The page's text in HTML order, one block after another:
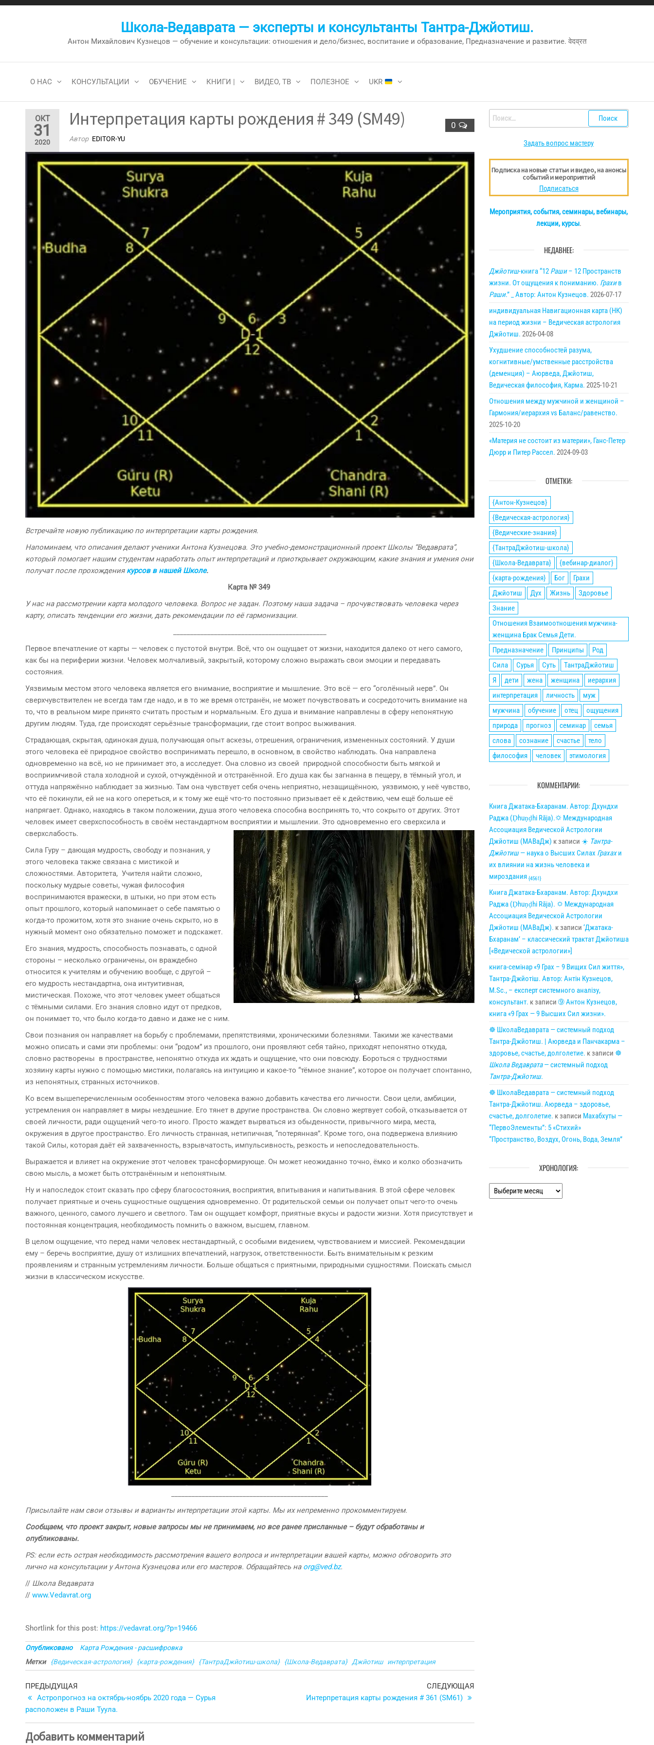
Перейти
Школа-Ведаврата — эксперты и консультанты Тантра-Джйотиш.
Антон Михайлович Кузнецов — обучение и консультации: отношения и дело/бизнес, воспитание и образование, Предназначение и развитие. वेदव्रत
О НАС КОНСУЛЬТАЦИИ ОБУЧЕНИЕ КНИГИ | ВИДЕО, ТВ ПОЛЕЗНОЕ UKR
ОКТ
31
2020
0
Интерпретация карты рождения # 349 (SM49)
Автор EDITOR-YU
Встречайте новую публикацию по интерпретации карты рождения.
Напоминаем, что описания делают ученики Антона Кузнецова. Это учебно-демонстрационный проект Школы “Ведаврата”,
который помогает нашим студентам наработать опыт интерпретаций и приоткрывает окружающим, какие знания и умения они
получат после прохождения курсов в нашей Школе.
Карта № 349
У нас на рассмотрении карта молодого человека. Вопрос не задан. Поэтому наша задача – прочувствовать человека через
карту, описать тенденции его жизни, дать рекомендации по её гармонизации.
Первое впечатление от карты — человек с пустотой внутри. Всё, что он ощущает от жизни, находится далеко от него самого,
как бы на периферии жизни. Человек молчаливый, закрытый, которому сложно выражать свои эмоции и передавать
состояния.
Уязвимым местом этого человека является его внимание, восприятие и мышление. Это всё — его “оголённый нерв”. Он
сверхчувствителен не всегда там где надо, и в то же время отстранён, не может почувствовать и сосредоточить внимание на
то, что в реальном мире принято считать простым и нормальным. Его душа и внимание направлены в сферу непонятную
другим людям. Туда, где происходят серьёзные трансформации, где стоит вопрос выживания.
Страдающая, скрытая, одинокая душа, получающая опыт аскезы, отрешения, ограничения, измененных состояний. У души
этого человека её природное свойство воспринимать перешло, в основном, в свойство наблюдать. Она направлена
одновременно на всё, но не принимает это, а исследует. Она словно из своей природной способности быть мягкой и
восприимчивой стала холодной и сухой, отчуждённой и отстранённой. Его душа как бы загнанна в пещеру, в тёмный угол, и
оттуда напряжённо наблюдает за жизнью. Там она чувствует себя очень неприятно, незащищённою, уязвимою, у неё чувство,
что её покинули, ей не на кого опереться, и к тому же ещё что-то постоянно призывает её к действию, чем ещё больше её
напрягает. Однако, находясь в таком положении, душа этого человека способна воспринять то, что сокрыто от других. Этот
человек имеет сверхспособность в своём нестандартном восприятии и мышлении. Это одновременно его сверхсила и
сверхслабость.
Сила Гуру – дающая мудрость, свободу и познания, у
этого человека также связана с мистикой и
сложностями. Авторитета, Учителя найти сложно,
поскольку мудрые советы, чужая философия
воспринимаются вражески, в штыки, но при этом есть
опыт прошлого, который напоминает о себе памятью о
когда-то прожитом, хотя это знание очень скрыто, но в
нужный момент оно обязательно поможет и подскажет.
Его знания, мудрость, способность познавать, с одной
стороны – несколько ограничены, он враждебно
относится к учителям и обучению вообще, с другой –
его мудрость нестандартна, она интуитивная,
мистическая. Похоже, что этот человек умеет общаться
с тёмными силами. Его знания словно идут от предков,
он понимает то, что было когда-то давно и даже не с ним.
Свои познания он направляет на борьбу с проблемами, препятствиями, хроническими болезнями. Такими же качествами
можно описать и сами эти проблемы: они “родом” из прошлого, они проявляют себя тайно, приходят непонятно откуда,
словно растворены в пространстве, непонятно откуда их ждать и ощущение, что они повсюду. Бороться с трудностями
хозяину карты нужно с помощью мистики, полагаясь на интуицию и какое-то “тёмное знание”, которое он получает спонтанно,
из непонятных, странных источников.
Ко всем вышеперечисленным особенностям этого человека важно добавить качества его личности. Свои цели, амбиции,
устремления он направляет в миры нездешние. Его тянет в другие пространства. Он словно жертвует собой, отказывается от
своей личности, ради ощущений чего-то иного. Просто жаждет вырваться из обыденности, привычного мира, места,
окружения в другое пространство. Его личность странная, нетипичная, “потерянная”. Кроме того, она подвержена влиянию
такой Силы, которая даёт ей захваченность, взрывчатость, импульсивность, резкость и непоследовательность.
Выражается и влияет на окружение этот человек трансформирующе. Он может неожиданно точно, ёмко и колко обозначить
свою мысль, а может быть отстранённым и непонятным.
Ну и напоследок стоит сказать про сферу благосостояния, восприятия, впитывания и напитывания. В этой сфере человек
получает приятные и очень сущностные ощущения одновременно. От родительской семьи он получает опыт чего-то очень
важного, ценного, самого лучшего и светлого. Там он ощущает комфорт, приятные вкусы и радости жизни. Хотя присутствует и
постоянная концентрация, необходимость помнить о важном, высшем, главном.
В целом ощущение, что перед нами человек нестандартный, с особыми видением, чувствованием и миссией. Рекомендации
ему – беречь восприятие, душу от излишних впечатлений, нагрузок, ответственности. Быть внимательным к резким
проявлениям и странным устремлениям личности. Больше общаться с приятными, природными сущностями. Поискать смысл
жизни в классическом искусстве.
Присылайте нам свои отзывы и варианты интерпретации этой карты. Мы их непременно прокомментируем.
Сообщаем, что проект закрыт, новые запросы мы не принимаем, но все ранее присланные – будут обработаны и
опубликованы.
PS: если есть острая необходимость рассмотрения вашего вопроса и интерпретации вашей карты, можно обговорить это
лично на консультации у Антона Кузнецова или его мастеров. Обращайтесь на org@ved.bz.
// Школа Ведаврата
// www.Vedavrat.org
Shortlink for this post: https://vedavrat.org/?p=19466
Опубликовано
Карта Рождения - расшифровка
Метки
{Ведическая-астрология} {карта-рождения} {ТантраДжйотиш-школа} {Школа-Ведаврата} Джйотиш интерпретация
Навигация
по
записям
Предыдущая
запись
ПРЕДЫДУЩАЯ
Астропрогноз на октябрь-ноябрь 2020 года — Сурья
расположен в Раши Туула.
Следующая
СЛЕДУЮЩАЯ
Интерпретация карты рождения # 361 (SM61)
Добавить комментарий
Найти:
Задать вопрос мастеру
Подписка на новые статьи и видео, на анонсы
событий и мероприятий
Подписаться
Мероприятия, события, семинары, вебинары,
лекции, курсы.
НЕДАВНЕЕ:
Джйотиш-книга “12 Раши– 12 Пространств
жизни. От ощущения к пониманию. Грахив
Раши.” _ Автор: Антон Кузнецов. 2026-07-17
индивидуальная Навигационная карта (НК)
на период жизни – Ведическая астрология
Джйотиш. 2026-04-08
Ухудшение способностей разума,
когнитивные/умственные расстройства
(деменция) – Аюрведа, Джйотиш,
Ведическая философия, Карма. 2025-10-21
Отношения между мужчиной и женщиной –
Гармония/иерархия vs Баланс/равенство.
2025-10-20
«Материя не состоит из материи», Ганс-Петер
Дюрр и Питер Рассел. 2024-09-03
ОТМЕТКИ:
{Антон-Кузнецов}
{Ведическая-астрология}
{Ведические-знания}
{ТантраДжйотиш-школа}
{Школа-Ведаврата}
{вебинар-диалог}
{карта-рождения}
Бог
Грахи
Джйотиш
Дух Жизнь
Здоровье
Знание
Отношения Взаимоотношения мужчина-
женщина Брак Семья Дети.
Предназначение
Принципы
Род
Сила
Сурья Суть
ТантраДжйотиш
Я
дети жена женщина
иерархия
интерпретация
личность
муж
мужчина
обучение отец
ощущения
природа
прогноз семинар
семья
слова
сознание счастье
тело
философия
человек этимология
КОММЕНТАРИИ:
Книга Джатака-Бхаранам. Автор: Дхундхи
Раджа (Ḍhuṇḍhi Rāja).🌣 Международная
Ассоциация Ведической Астрологии
Джйотиш (МАВаДж) к записи ☀ Тантра-
Джйотиш— наука о Высших Силах Грахахи
их влиянии на жизнь человека и
мироздания {4561}
Книга Джатака-Бхаранам. Автор: Дхундхи
Раджа (Ḍhuṇḍhi Rāja). 🌣 Международная
Ассоциация Ведической Астрологии
Джйотиш (МАВаДж). к записи ‘Джатака-
Бхаранам’ – классический трактат Джйотиша
[«Ведической астрологии»]
книга-семінар «9 Грах – 9 Вищих Сил життя»,
Тантра-Джйотіш. Автор: Антін Кузнецов,
M.Sc., – експерт системного аналізу,
консультант. к записи ➈ Антон Кузнецов,
книга «9 Грах — 9 Высших Сил жизни».
☸ ШколаВедаврата — системный подход
Тантра-Джйотиш. | Аюрведа и Панчакарма –
здоровье, счастье, долголетие. к записи ☸
Школа Ведаврата— системный подход
Тантра-Джйотиш.
☸ ШколаВедаврата — системный подход
Тантра-Джйотиш. Аюрведа – здоровье,
счастье, долголетие. к записи Махабхуты —
“ПервоЭлементы”: 5 «Стихий»
“Пространство, Воздух, Огонь, Вода, Земля”
ХРОНОЛОГИЯ:
Хронология: